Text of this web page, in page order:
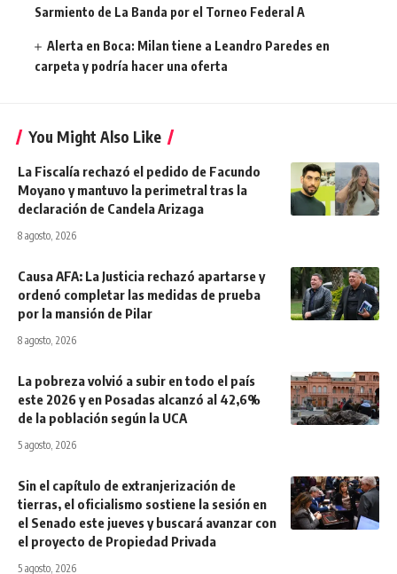
Sarmiento de La Banda por el Torneo Federal A
Alerta en Boca: Milan tiene a Leandro Paredes en
carpeta y podría hacer una oferta
You Might Also Like
La Fiscalía rechazó el pedido de Facundo
Moyano y mantuvo la perimetral tras la
declaración de Candela Arizaga
8 agosto, 2026
Causa AFA: La Justicia rechazó apartarse y
ordenó completar las medidas de prueba
por la mansión de Pilar
8 agosto, 2026
La pobreza volvió a subir en todo el país
este 2026 y en Posadas alcanzó al 42,6%
de la población según la UCA
5 agosto, 2026
Sin el capítulo de extranjerización de
tierras, el oficialismo sostiene la sesión en
el Senado este jueves y buscará avanzar con
el proyecto de Propiedad Privada
5 agosto, 2026